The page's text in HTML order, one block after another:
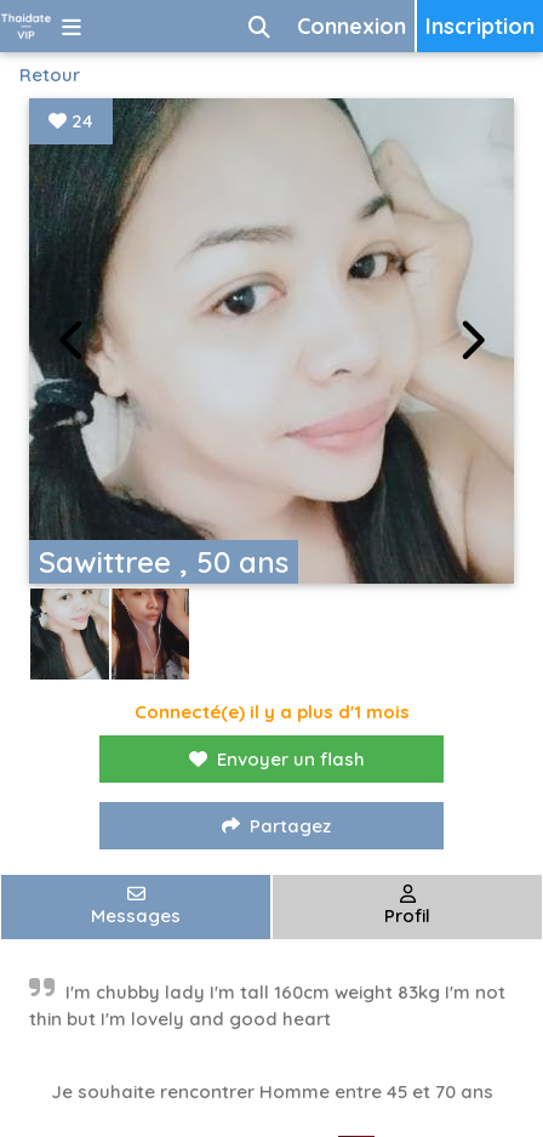
Inscription
Connexion
Retour
Sawittree , 50 ans
24
Connecté(e) il y a plus d'1 mois
Envoyer un flash
Partagez
Messages Profil
I'm chubby lady I'm tall 160cm weight 83kg I'm not
thin but I'm lovely and good heart
Je souhaite rencontrer Homme entre 45 et 70 ans